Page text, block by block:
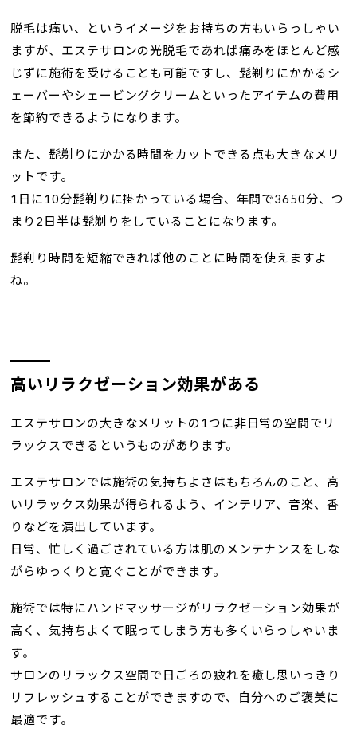
脱毛は痛い、というイメージをお持ちの方もいらっしゃい
ますが、エステサロンの光脱毛であれば痛みをほとんど感
じずに施術を受けることも可能ですし、髭剃りにかかるシ
ェーバーやシェービングクリームといったアイテムの費用
を節約できるようになります。
また、髭剃りにかかる時間をカットできる点も大きなメリ
ットです。
1日に10分髭剃りに掛かっている場合、年間で3650分、つ
まり2日半は髭剃りをしていることになります。
髭剃り時間を短縮できれば他のことに時間を使えますよ
ね。
高いリラクゼーション効果がある
エステサロンの大きなメリットの1つに非日常の空間でリ
ラックスできるというものがあります。
エステサロンでは施術の気持ちよさはもちろんのこと、高
いリラックス効果が得られるよう、インテリア、音楽、香
りなどを演出しています。
日常、忙しく過ごされている方は肌のメンテナンスをしな
がらゆっくりと寛ぐことができます。
施術では特にハンドマッサージがリラクゼーション効果が
高く、気持ちよくて眠ってしまう方も多くいらっしゃいま
す。
サロンのリラックス空間で日ごろの疲れを癒し思いっきり
リフレッシュすることができますので、自分へのご褒美に
最適です。